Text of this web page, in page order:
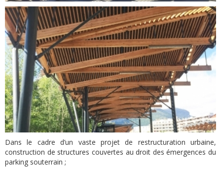
Dans le cadre d’un vaste projet de restructuration urbaine,
construction de structures couvertes au droit des émergences du
parking souterrain ;